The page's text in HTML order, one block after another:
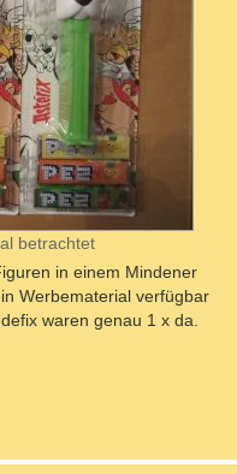
betrachtet
in einem Mindener
Werbematerial verfügbar
waren genau 1 x da.